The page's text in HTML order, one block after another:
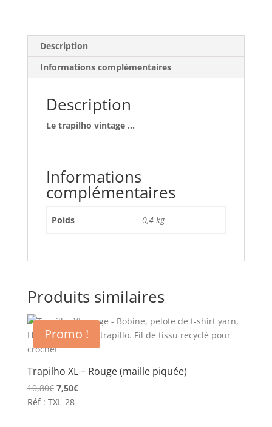
Description
Informations complémentaires
Description
Le trapilho vintage …
Informations
complémentaires
Poids 0,4 kg
Produits similaires
Promo !
Trapilho XL – Rouge (maille piquée)
10,80€ Le
prix
7,50€Le
Réf : TXL-28